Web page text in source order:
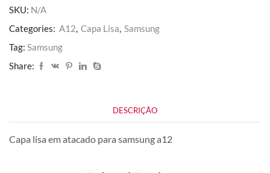
SKU: N/A
Categories: A12, Capa Lisa, Samsung
Tag: Samsung
Share:
DESCRIÇÃO
Capa lisa em atacado para samsung a12